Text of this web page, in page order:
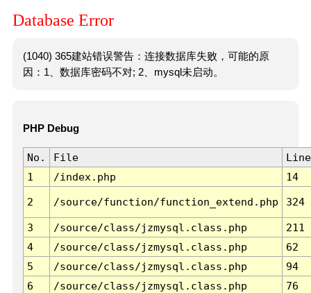
Database Error
(1040) 365建站错误警告：连接数据库失败，可能的原
因：1、数据库密码不对; 2、mysql未启动。
PHP Debug
No. File
Line
1
/index.php 14
2 /source/function/function_extend.php 324
3 /source/class/jzmysql.class.php
211
4
/source/class/jzmysql.class.php
62
5
/source/class/jzmysql.class.php
94
6
/source/class/jzmysql.class.php 76